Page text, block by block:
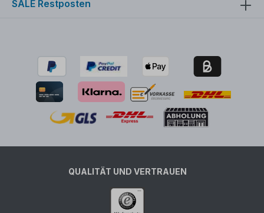
SALE Restposten
QUALITÄT UND VERTRAUEN